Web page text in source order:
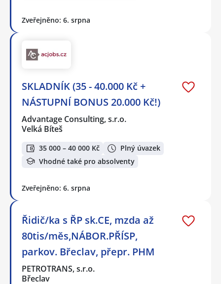
Zveřejněno: 6. srpna
SKLADNÍK (35 - 40.000 Kč +
NÁSTUPNÍ BONUS 20.000 Kč!)
Advantage Consulting, s.r.o.
Velká Bíteš
35 000 – 40 000 Kč
Plný úvazek
Vhodné také pro absolventy
Zveřejněno: 6. srpna
Řidič/ka s ŘP sk.CE, mzda až
80tis/měs,NÁBOR.PŘÍSP,
parkov. Břeclav, přepr. PHM
PETROTRANS, s.r.o.
Břeclav